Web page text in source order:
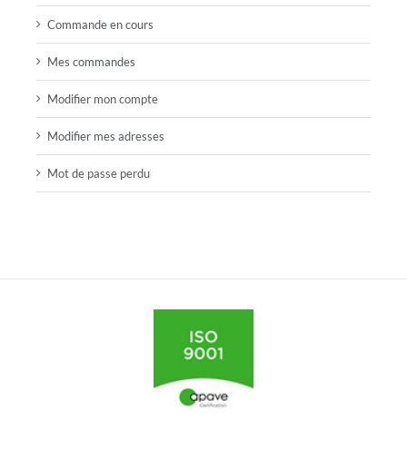
Commande en cours
Mes commandes
Modifier mon compte
Modifier mes adresses
Mot de passe perdu